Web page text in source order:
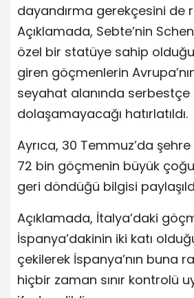
dayandırma gerekçesini de
Açıklamada, Sebte’nin
özel bir statüye sahip
giren göçmenlerin
seyahat alanında serbestçe
dolaşamayacağı hatırlatıldı.
Ayrıca, 30 Temmuz’da
72 bin göçmenin büyük
geri döndüğü bilgisi
Açıklamada, İtalya’daki
İspanya’dakinin iki katı
çekilerek İspanya’nın buna
hiçbir zaman sınır kontrolü